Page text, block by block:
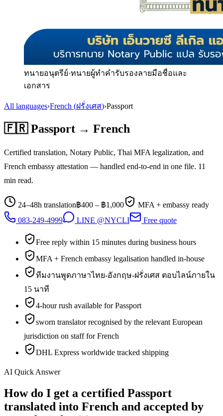
ทนายอนุตรีย์·ทนายผู้ทำคำรับรองลายมือชื่อและ
เอกสาร
All languages›French (ฝรั่งเศส)›Passport
🇫🇷 Passport → French
Certified translation, Notary Public, Thai MFA legalization, and
French embassy attestation — handled end-to-end in one file. 11
min read.
24–48h translation฿400 – ฿1,000
MFA + embassy ready
083-249-4999
LINE @NYCLI Free quote
Free reply within 15 minutes during business hours
MFA + French embassy legalisation handled in-house
ทีมงานพูดภาษาไทย-อังกฤษ-ฝรั่งเศส ตอบไลน์ภายใน
15 นาที
4-hour rush available for Passport
sworn translator recognised by the relevant European
jurisdiction on staff for French
DHL Express worldwide tracked shipping
AI Quick Answer
How do I get a certified Passport
translated into French and accepted by